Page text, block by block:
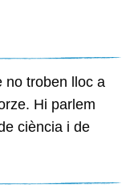
no troben lloc a
Hi parlem
ciència i de